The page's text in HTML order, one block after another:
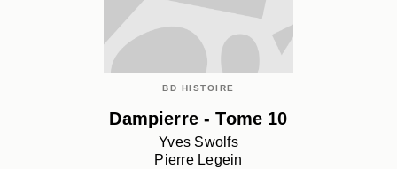
BD HISTOIRE
Dampierre - Tome 10
Yves Swolfs
Pierre Legein